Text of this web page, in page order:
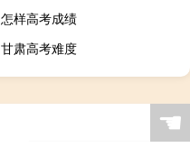
怎样高考成绩
甘肃高考难度
☚